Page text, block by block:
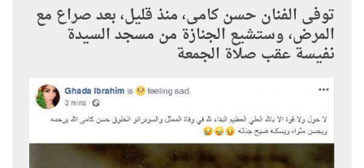
توفى الفنان حسن كامى، منذ قليل، بعد صراع مع
المرض، وستشيع الجنازة من مسجد السيدة
نفيسة عقب صلاة الجمعة